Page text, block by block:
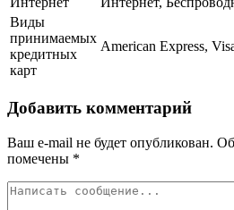
Виды
принимаемых
кредитных
карт
American Express,
Добавить комментарий
Ваш e-mail не будет опубликован.
помечены *